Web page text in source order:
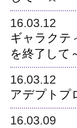
16.03.12
ギャラクテ
を終了して
16.03.12
アデプトプ
16.03.09